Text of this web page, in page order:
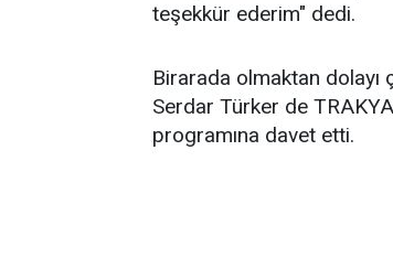
teşekkür ederim" dedi.
Birarada olmaktan dolayı
Serdar Türker de
programına davet etti.